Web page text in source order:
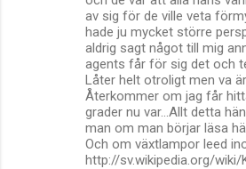
av sig för de ville veta
hade ju mycket större
aldrig sagt något till mig
agents får för sig det och
Låter helt otroligt men va
Återkommer om jag får
grader nu var...Allt detta
man om man börjar läsa
Och om växtlampor leed
http://sv.wikipedia.org/wiki/